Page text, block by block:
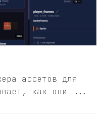
ассетов для
как они ...